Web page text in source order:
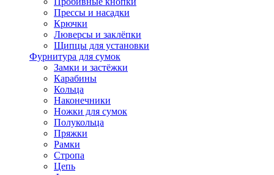
Прессы и насадки
Крючки
Люверсы и заклёпки
Щипцы для установки
Фурнитура для сумок
Замки и застёжки
Карабины
Кольца
Наконечники
Ножки для сумок
Полукольца
Пряжки
Рамки
Стропа
Цепь